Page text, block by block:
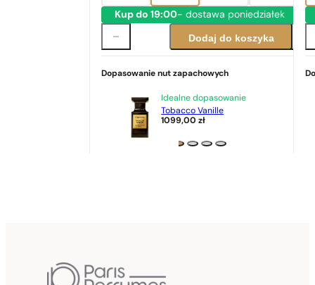
Kup do 19:00- dostawa poniedziałek
Dodaj do koszyka
Dopasowanie nut zapachowych
Idealne dopasowanie
Tobacco Vanille
1099,00zł